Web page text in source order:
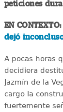
peticiones
EN CONTEXTO:
dejó
A pocas horas
decidiera
Jazmín de la
cargo la
fuertemente